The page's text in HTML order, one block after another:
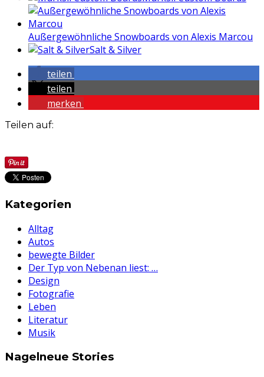
Außergewöhnliche Snowboards von Alexis Marcou
Salt & Silver
teilen
teilen
merken
Teilen auf:
Kategorien
Alltag
Autos
bewegte Bilder
Der Typ von Nebenan liest: …
Design
Fotografie
Leben
Literatur
Musik
Nagelneue Stories